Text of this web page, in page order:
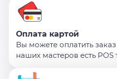
Оплата картой
Вы можете оплатить
наших мастеров есть POS